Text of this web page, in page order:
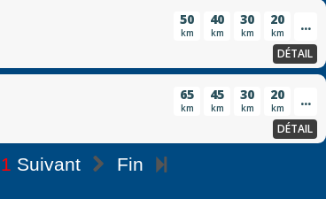
50
km
40
km
30
km
20
km ...
DÉTAIL
65
km
45
km
30
km
20
km ...
DÉTAIL
1 Suivant Fin